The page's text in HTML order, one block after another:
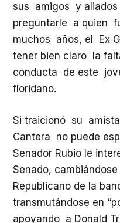
sus amigos y aliados
preguntarle a quien
muchos años, el Ex
tener bien claro la
conducta de este
floridano.
Si traicionó su
Cantera no puede
Senador Rubio le
Senado,
Republicano de la
transmutándose en
apoyando a Donald